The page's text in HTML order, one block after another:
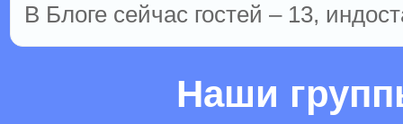
В Блоге сейчас гостей – 13,
Наши